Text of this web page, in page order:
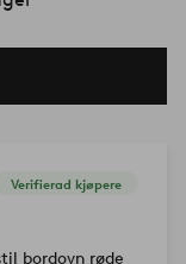
Verifierad kjøpere
bordovn røde